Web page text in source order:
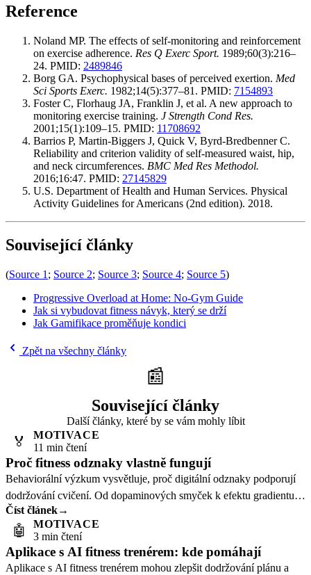
Reference
Noland MP. The effects of self-monitoring and reinforcement
on exercise adherence. Res Q Exerc Sport. 1989;60(3):216–
24. PMID: 2489846
Borg GA. Psychophysical bases of perceived exertion. Med
Sci Sports Exerc. 1982;14(5):377–81. PMID: 7154893
Foster C, Florhaug JA, Franklin J, et al. A new approach to
monitoring exercise training. J Strength Cond Res.
2001;15(1):109–15. PMID: 11708692
Barrios P, Martin-Biggers J, Quick V, Byrd-Bredbenner C.
Reliability and criterion validity of self-measured waist, hip,
and neck circumferences. BMC Med Res Methodol.
2016;16:47. PMID: 27145829
U.S. Department of Health and Human Services. Physical
Activity Guidelines for Americans (2nd edition). 2018.
Související články
(Source 1 ; Source 2; Source 3; Source 4; Source 5)
Progressive Overload at Home: No-Gym Guide
Jak si vybudovat fitness návyk, který se drží
Jak Gamifikace proměňuje kondici
Zpět na všechny články
📰
Související články
Další články, které by se vám mohly líbit
🏅
MOTIVACE
11 min čtení
Proč fitness odznaky vlastně fungují
Behaviorální výzkum vysvětluje, proč digitální odznaky podporují
dodržování cvičení. Od dopaminových smyček k efektu gradientu
cíle.
Číst článek→
🤖
MOTIVACE
3 min čtení
Aplikace s AI fitness trenérem: kde pomáhají
Aplikace s AI fitness trenérem mohou zlepšit dodržování plánu a